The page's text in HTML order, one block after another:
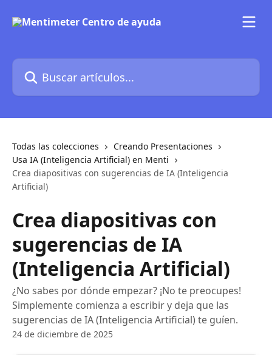
Buscar artículos...
Todas las colecciones
Creando Presentaciones
Usa IA (Inteligencia Artificial) en Menti
Crea diapositivas con sugerencias de IA (Inteligencia
Artificial)
Crea diapositivas con
sugerencias de IA
(Inteligencia Artificial)
¿No sabes por dónde empezar? ¡No te preocupes!
Simplemente comienza a escribir y deja que las
sugerencias de IA (Inteligencia Artificial) te guíen.
24 de diciembre de 2025